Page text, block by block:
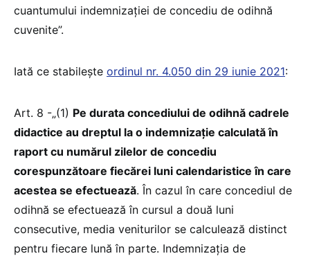
cuantumului indemnizației de concediu de odihnă
cuvenite”.
Iată ce stabilește ordinul nr. 4.050 din 29 iunie 2021:
Art. 8 -„(1) Pe durata concediului de odihnă cadrele
didactice au dreptul la o indemnizație calculată în
raport cu numărul zilelor de concediu
corespunzătoare fiecărei luni calendaristice în care
acestea se efectuează. În cazul în care concediul de
odihnă se efectuează în cursul a două luni
consecutive, media veniturilor se calculează distinct
pentru fiecare lună în parte. Indemnizația de